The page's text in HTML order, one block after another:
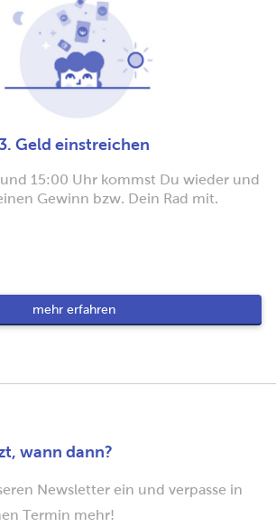
Geld einstreichen
15:00 Uhr kommst Du wieder und
Gewinn bzw. Dein Rad mit.
mehr erfahren
wann dann?
Newsletter ein und verpasse in
Termin mehr!